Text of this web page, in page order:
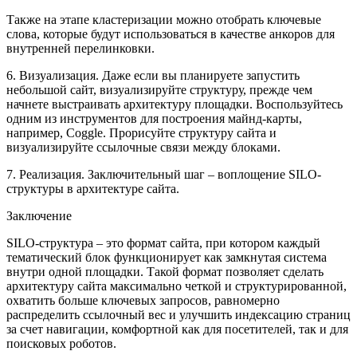
Также на этапе кластеризации можно отобрать ключевые
слова, которые будут использоваться в качестве анкоров для
внутренней перелинковки.
6. Визуализация. Даже если вы планируете запустить
небольшой сайт, визуализируйте структуру, прежде чем
начнете выстраивать архитектуру площадки. Воспользуйтесь
одним из инструментов для построения майнд-карты,
например, Coggle. Прорисуйте структуру сайта и
визуализируйте ссылочные связи между блоками.
7. Реализация. Заключительный шаг – воплощение SILO-
структуры в архитектуре сайта.
Заключение
SILO-структура – это формат сайта, при котором каждый
тематический блок функционирует как замкнутая система
внутри одной площадки. Такой формат позволяет сделать
архитектуру сайта максимально четкой и структурированной,
охватить больше ключевых запросов, равномерно
распределить ссылочный вес и улучшить индексацию страниц
за счет навигации, комфортной как для посетителей, так и для
поисковых роботов.